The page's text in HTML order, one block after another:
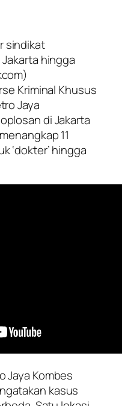
sindikat
hingga
Kriminal Khusus
Jaya
di Jakarta
11
‘dokter’ hingga
Jaya Kombes
kasus